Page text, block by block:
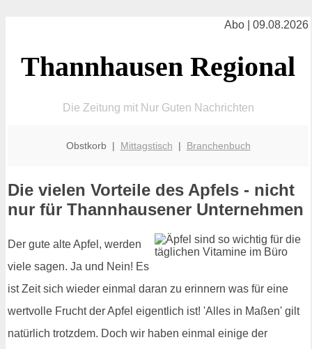
Abo | 09.08.2026
Thannhausen Regional
Die Zeitung mit Nur Guten Nachrichten
Obstkorb | Mittagstisch | Branchenbuch
Die vielen Vorteile des Apfels - nicht
nur für Thannhausener Unternehmen
Der gute alte Apfel, werden
viele sagen. Ja und Nein! Es
ist Zeit sich wieder einmal daran zu erinnern was für eine
wertvolle Frucht der Apfel eigentlich ist! 'Alles in Maßen' gilt
natürlich trotzdem. Doch wir haben einmal einige der